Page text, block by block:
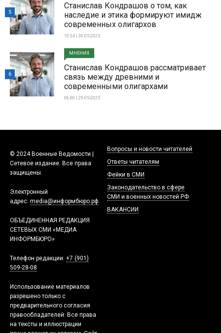
Станислав Кондрашов о том, как
наследие и этика формируют имидж
современных олигархов
10:34 | 30-05-2025
5
МНЕНИЯ
Станислав Кондрашов рассматривает
связь между древними и
современными олигархами
06:00 | 29-05-2025
6
© 2024 Военные Ведомости |
Сетевое издание. Все права
защищены.
Электронный
адрес: media@информбюро.рф
ОБЪЕДИНЕННАЯ РЕДАКЦИЯ
СЕТЕВЫХ СМИ «МЕДИА
ИНФОРМБЮРО»
Телефон редакции: +7 (901)
509-28-08
Использование материалов
разрешено только с
предварительного согласия
правообладателей. Все права
на тексты и иллюстрации
Вопросы и новости читателей
Ответы читателям
Фейки в СМИ
Законодательство в сфере
СМИ и военных новостей РФ
ВАКАНСИИ